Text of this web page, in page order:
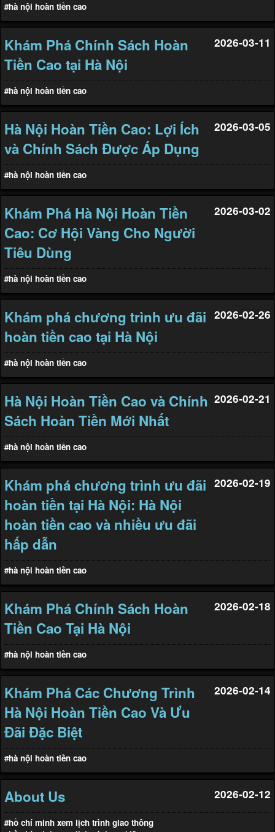
#hà nội hoàn tiền cao
Khám Phá Chính Sách Hoàn
Tiền Cao tại Hà Nội
2026-03-11
#hà nội hoàn tiền cao
Hà Nội Hoàn Tiền Cao: Lợi Ích
và Chính Sách Được Áp Dụng
2026-03-05
#hà nội hoàn tiền cao
Khám Phá Hà Nội Hoàn Tiền
Cao: Cơ Hội Vàng Cho Người
Tiêu Dùng
2026-03-02
#hà nội hoàn tiền cao
Khám phá chương trình ưu đãi
hoàn tiền cao tại Hà Nội
2026-02-26
#hà nội hoàn tiền cao
Hà Nội Hoàn Tiền Cao và Chính
Sách Hoàn Tiền Mới Nhất
2026-02-21
#hà nội hoàn tiền cao
Khám phá chương trình ưu đãi
hoàn tiền tại Hà Nội: Hà Nội
hoàn tiền cao và nhiều ưu đãi
hấp dẫn
2026-02-19
#hà nội hoàn tiền cao
Khám Phá Chính Sách Hoàn
Tiền Cao Tại Hà Nội
2026-02-18
#hà nội hoàn tiền cao
Khám Phá Các Chương Trình
Hà Nội Hoàn Tiền Cao Và Ưu
Đãi Đặc Biệt
2026-02-14
#hà nội hoàn tiền cao
About Us 2026-02-12
#hồ chí minh xem lịch trình giao thông